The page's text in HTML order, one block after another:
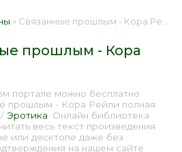
» Связанные прошлым - Кора Рейли 📕 - Книга онлайн бесплатно
прошлым - Кора
портале можно бесплатно
прошлым - Кора Рейли полная
/ Эротика . Онлайн библиотека
весь текст произведения
или десктопе даже без
на нашем сайте